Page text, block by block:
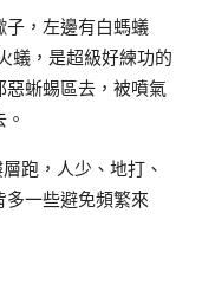
子，左邊有白螞蟻
蟻，是超級好練功的
蜥蜴區去，被噴氣
跑，人少、地打、
一些避免頻繁來